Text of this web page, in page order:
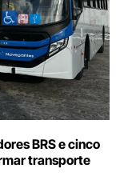
BRS e cinco
transporte